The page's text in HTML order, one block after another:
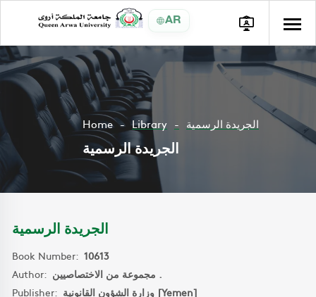
AR
Home Library الجريدة الرسمية
الجريدة الرسمية
الجريدة الرسمية
Book Number: 10613
Author:
مجموعة من الاختصاصيين .
Publisher:
وزارة الشؤون القانونية [Yemen]